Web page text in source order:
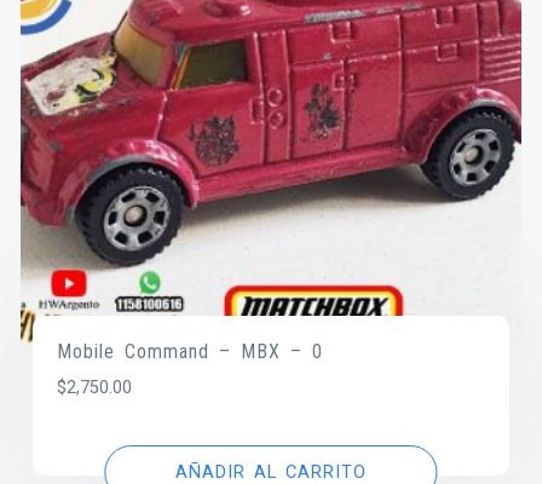
Mobile Command – MBX – 0
$2,750.00
AÑADIR AL CARRITO